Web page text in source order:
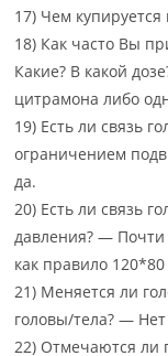
17) Чем
18) Как часто Вы
Какие? В какой
цитрамона либо
19) Есть ли связь
ограничением
да.
20) Есть ли связь
давления? — Почти
как правило
21) Меняется ли
головы/тела? — Нет
22) Отмечаются ли